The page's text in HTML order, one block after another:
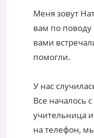
Меня зовут
вам по
вами
помогли.
У нас
Все началось
учительница
на телефон,